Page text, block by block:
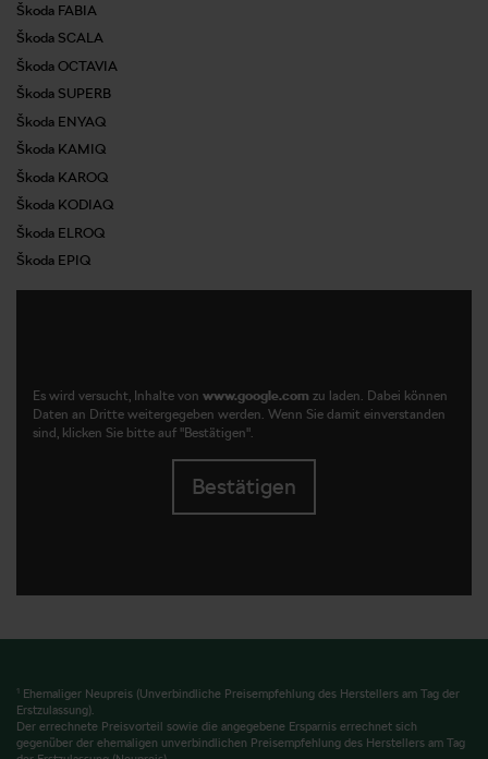
Škoda FABIA
Škoda SCALA
Škoda OCTAVIA
Škoda SUPERB
Škoda ENYAQ
Škoda KAMIQ
Škoda KAROQ
Škoda KODIAQ
Škoda ELROQ
Škoda EPIQ
Es wird versucht, Inhalte von www.google.com zu laden. Dabei können
Daten an Dritte weitergegeben werden. Wenn Sie damit einverstanden
sind, klicken Sie bitte auf "Bestätigen".
Bestätigen
1 Ehemaliger Neupreis (Unverbindliche Preisempfehlung des Herstellers am Tag der
Erstzulassung).
Der errechnete Preisvorteil sowie die angegebene Ersparnis errechnet sich
gegenüber der ehemaligen unverbindlichen Preisempfehlung des Herstellers am Tag